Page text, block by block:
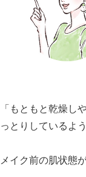
「もともと乾燥し
っとりしているよ
メイク前の肌状態